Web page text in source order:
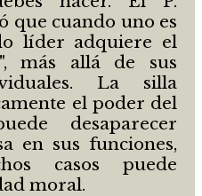
que cuando uno es
líder adquiere el
más allá de sus
La silla
el poder del
desaparecer
en sus funciones,
casos puede
moral.